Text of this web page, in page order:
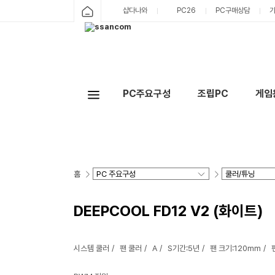
샵다나와 PC26 PC구매상담
PC주요구성 조립PC 게
홈
DEEPCOOL FD12 V2 (화이트)
시스템 쿨러 팬 쿨러 A S기간:5년 팬 크기:120mm